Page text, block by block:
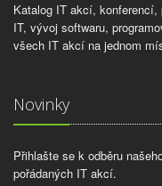
Katalog IT akcí, konferencí,
IT, vývoj softwaru,
všech IT akcí na jednom
Novinky
Přihlašte se k odběru
pořádaných IT akcí.